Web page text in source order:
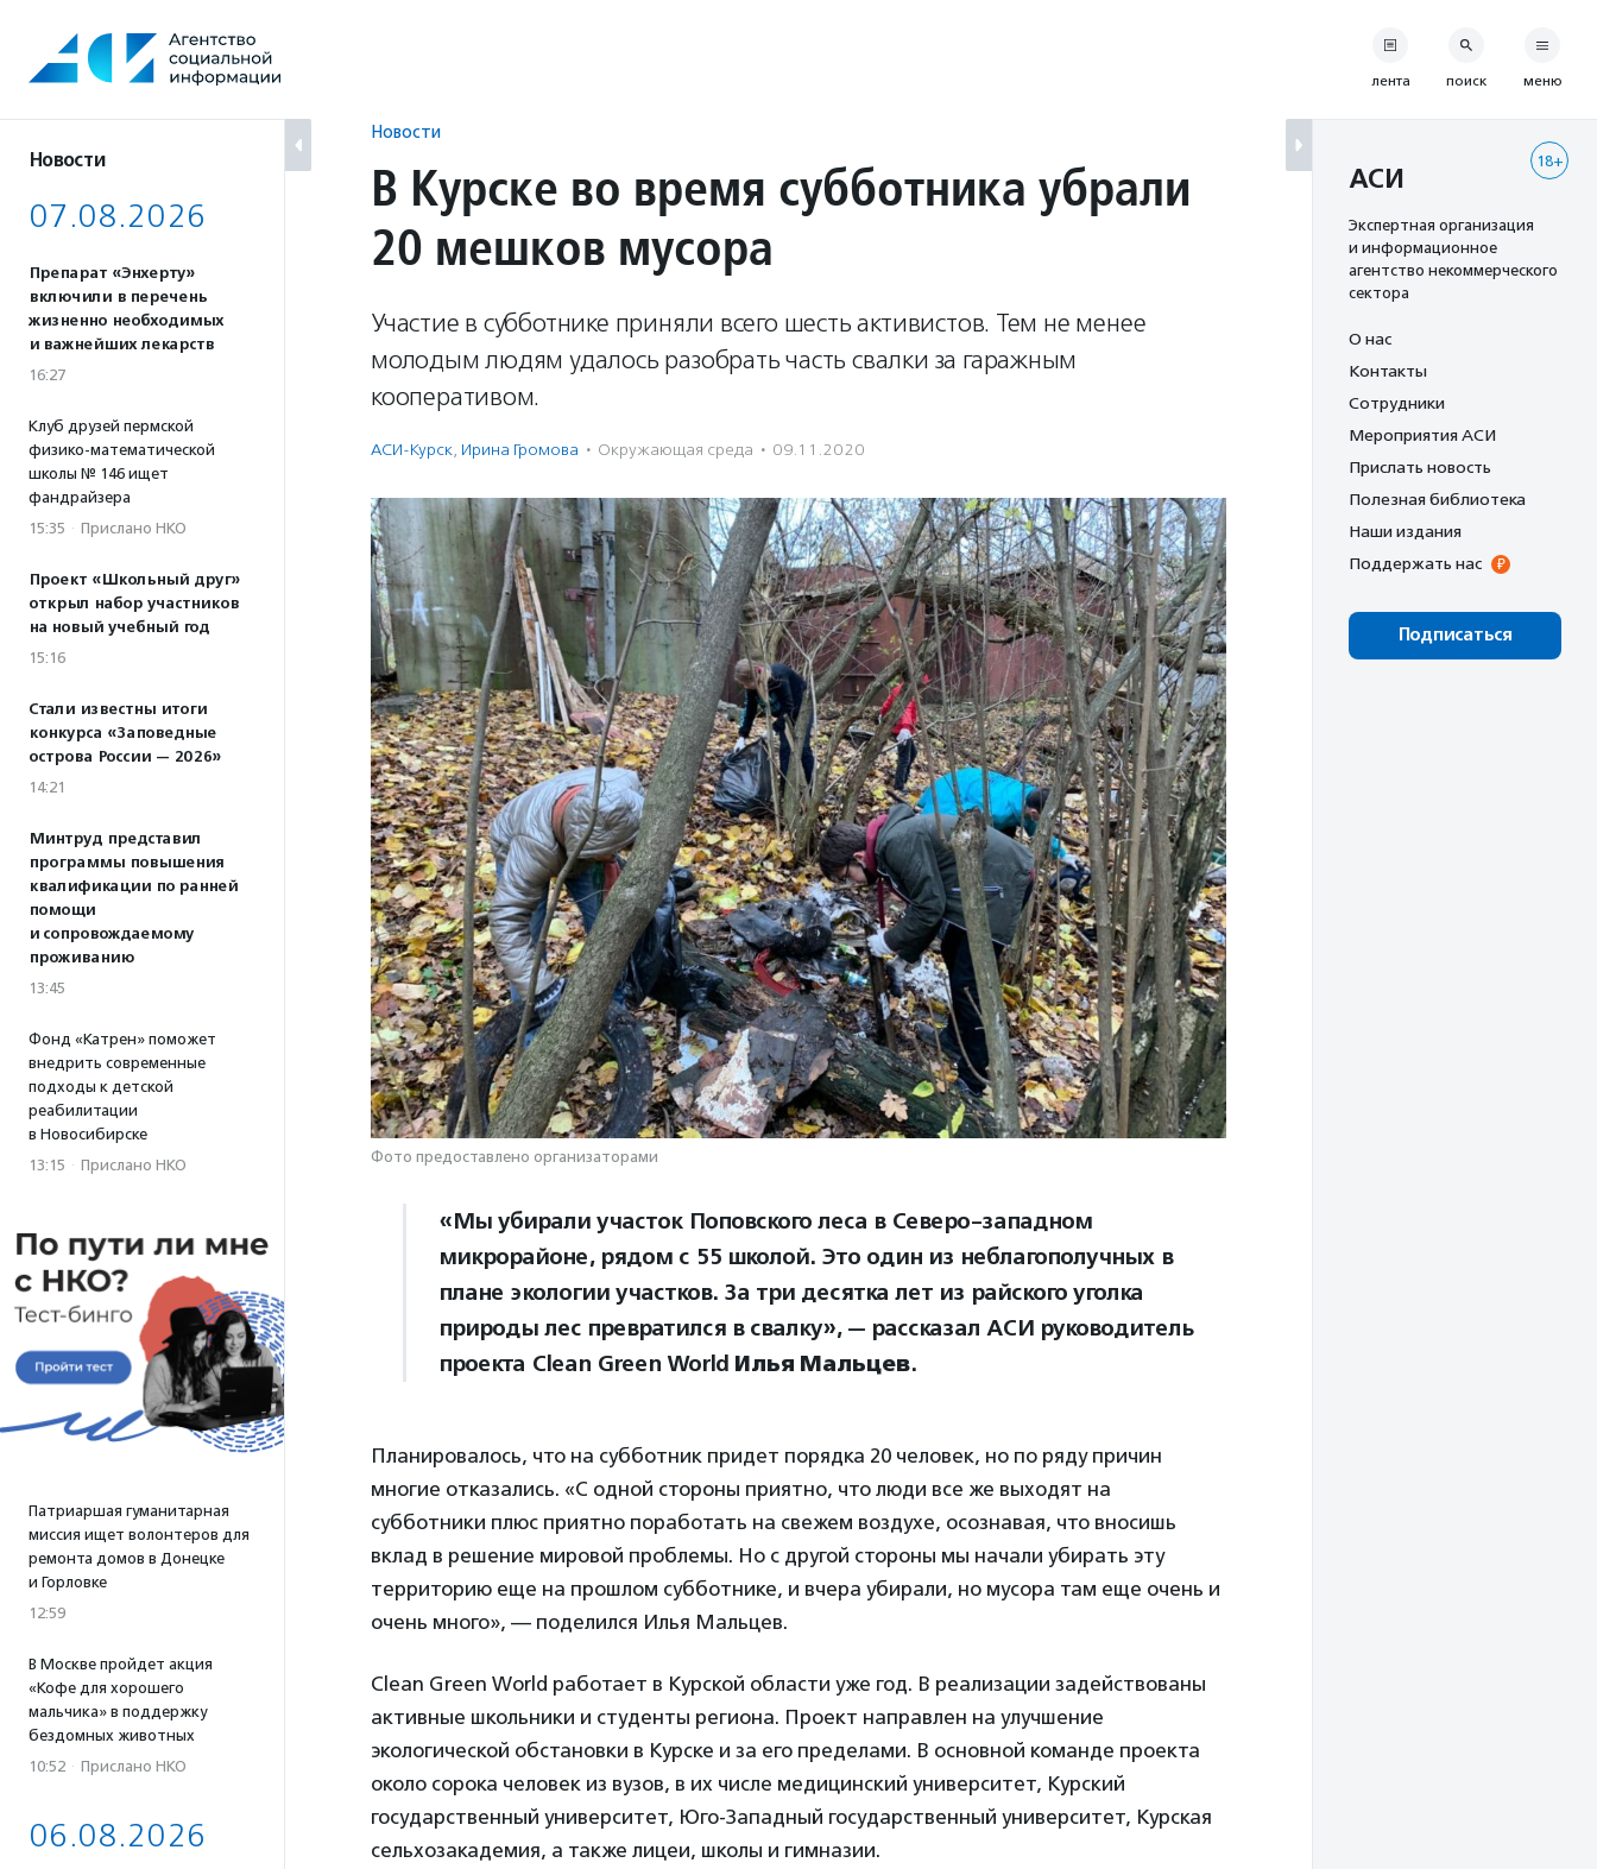
содержанию
Новости
07.08.2026
Препарат «Энхерту»
включили в перечень
жизненно необходимых
и важнейших лекарств
16:27
Клуб друзей пермской
физико-математической
школы № 146 ищет
фандрайзера
15:35 · Прислано НКО
Проект «Школьный друг»
открыл набор участников
на новый учебный год
15:16
Стали известны итоги
конкурса «Заповедные
острова России — 2026»
14:21
Минтруд представил
программы повышения
квалификации по ранней
помощи
и сопровождаемому
проживанию
13:45
Фонд «Катрен» поможет
внедрить современные
подходы к детской
реабилитации
в Новосибирске
13:15 · Прислано НКО
Патриаршая гуманитарная
миссия ищет волонтеров для
ремонта домов в Донецке
и Горловке
12:59
В Москве пройдет акция
«Кофе для хорошего
мальчика» в поддержку
бездомных животных
10:52 · Прислано НКО
06.08.2026
Новости
В Курске во время субботника убрали
20 мешков мусора
Участие в субботнике приняли всего шесть активистов. Тем не менее
молодым людям удалось разобрать часть свалки за гаражным
кооперативом.
АСИ-Курск, Ирина Громова · Окружающая среда · 09.11.2020
Фото предоставлено организаторами
«Мы убирали участок Поповского леса в Северо-западном
микрорайоне, рядом с 55 школой. Это один из неблагополучных в
плане экологии участков. За три десятка лет из райского уголка
природы лес превратился в свалку», — рассказал АСИ руководитель
проекта Clean Green World Илья Мальцев.
Планировалось, что на субботник придет порядка 20 человек, но по ряду причин
многие отказались. «С одной стороны приятно, что люди все же выходят на
субботники плюс приятно поработать на свежем воздухе, осознавая, что вносишь
вклад в решение мировой проблемы. Но с другой стороны мы начали убирать эту
территорию еще на прошлом субботнике, и вчера убирали, но мусора там еще очень и
очень много», — поделился Илья Мальцев.
Clean Green World работает в Курской области уже год. В реализации задействованы
активные школьники и студенты региона. Проект направлен на улучшение
экологической обстановки в Курске и за его пределами. В основной команде проекта
около сорока человек из вузов, в их числе медицинский университет, Курский
государственный университет, Юго-Западный государственный университет, Курская
сельхозакадемия, а также лицеи, школы и гимназии.
лента поиск меню
18+
АСИ
Экспертная организация
и информационное
агентство некоммерческого
сектора
О нас
Контакты
Сотрудники
Мероприятия АСИ
Прислать новость
Полезная библиотека
Наши издания
Поддержать нас
Подписаться